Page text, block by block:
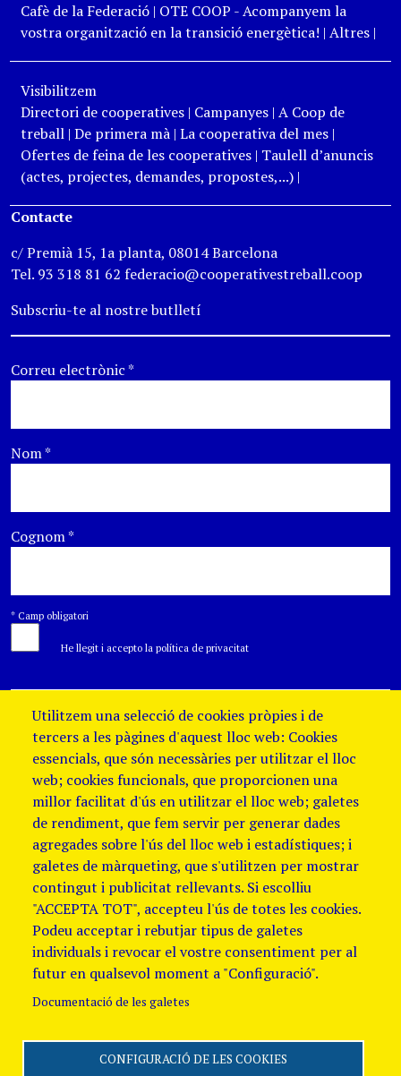
Cafè de la Federació| OTE COOP - Acompanyem la
vostra organització en la transició energètica! | Altres|
Visibilitzem
Directori de cooperatives| Campanyes| A Coop de
treball| De primera mà| La cooperativa del mes|
Ofertes de feina de les cooperatives| Taulell d’anuncis
(actes, projectes, demandes, propostes,...)|
Contacte
c/ Premià 15, 1a planta, 08014 Barcelona
Tel. 93 318 81 62 federacio@cooperativestreball.coop
Subscriu-te al nostre butlletí
Correu electrònic*
Nom*
Cognom*
* Camp obligatori
He llegit i accepto la política de privacitat
Utilitzem una selecció de cookies pròpies i de
tercers a les pàgines d'aquest lloc web: Cookies
essencials, que són necessàries per utilitzar el lloc
web; cookies funcionals, que proporcionen una
millor facilitat d'ús en utilitzar el lloc web; galetes
de rendiment, que fem servir per generar dades
agregades sobre l'ús del lloc web i estadístiques; i
galetes de màrqueting, que s'utilitzen per mostrar
contingut i publicitat rellevants. Si escolliu
"ACCEPTA TOT", accepteu l'ús de totes les cookies.
Podeu acceptar i rebutjar tipus de galetes
individuals i revocar el vostre consentiment per al
futur en qualsevol moment a "Configuració".
Documentació de les galetes
CONFIGURACIÓ DE LES COOKIES